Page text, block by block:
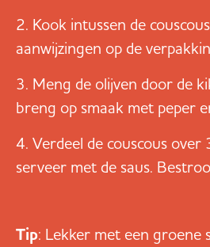
Kook intussen de
aanwijzingen op de
Meng de olijven door de
breng op smaak met peper
Verdeel de couscous over
serveer met de saus.
Tip: Lekker met een groene